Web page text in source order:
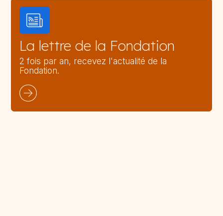
La lettre de la Fondation
2 fois par an, recevez l'actualité de la
Fondation.